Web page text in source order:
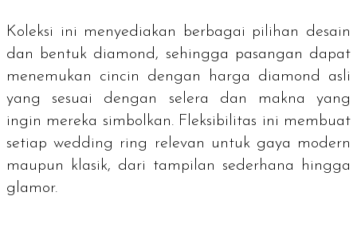
Koleksi ini menyediakan berbagai pilihan desain
dan bentuk diamond , sehingga pasangan dapat
menemukan cincin dengan harga diamond
asli
yang sesuai dengan selera dan makna yang
ingin mereka simbolkan. Fleksibilitas ini membuat
setiapwedding ring
relevan untuk gaya modern
maupun klasik, dari tampilan sederhana hingga
glamor.